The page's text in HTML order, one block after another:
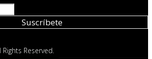
Reserved.